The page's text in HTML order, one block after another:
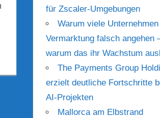
für Zscaler-Umgebungen
Warum viele
Vermarktung falsch angehen
warum das ihr Wachstum
The Payments Group
erzielt deutliche Fortschritte
AI-Projekten
Mallorca am Elbstrand